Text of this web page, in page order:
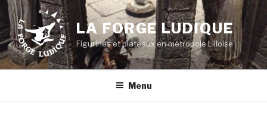
Aller
contenu
principal
LA FORGE LUDIQUE
Figurines et plateaux en métropole Lilloise
Menu